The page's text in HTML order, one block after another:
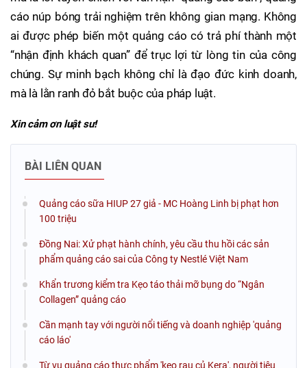
cáo núp bóng trải nghiệm trên không gian mạng. Không
ai được phép biến một quảng cáo có trả phí thành một
“nhận định khách quan” để trục lợi từ lòng tin của công
chúng. Sự minh bạch không chỉ là đạo đức kinh doanh,
mà là lằn ranh đỏ bắt buộc của pháp luật.
Xin cảm ơn luật sư!
BÀI LIÊN QUAN
Quảng cáo sữa HIUP 27 giả - MC Hoàng Linh bị phạt hơn
100 triệu
Đồng Nai: Xử phạt hành chính, yêu cầu thu hồi các sản
phẩm quảng cáo sai của Công ty Nestlé Việt Nam
Khẩn trương kiểm tra Kẹo táo thải mỡ bụng do “Ngân
Collagen” quảng cáo
Cần mạnh tay với người nổi tiếng và doanh nghiệp 'quảng
cáo láo'
Từ vụ quảng cáo thực phẩm 'kẹo rau củ Kera', người tiêu